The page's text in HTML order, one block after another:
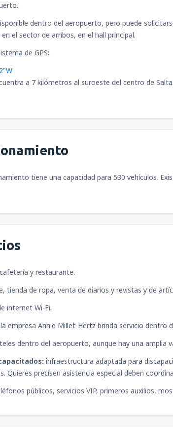
dentro del aeropuerto, pero puede
el sector de arribos, en el hall principal.
de GPS:
a 7 kilómetros al suroeste del centro de
tiene una capacidad para 530 vehículos.
y restaurante.
tienda de ropa, venta de diarios y revistas y de
internet Wi-Fi.
la empresa Annie Millet-Hertz brinda servicio dentro
dentro del aeropuerto, aunque hay una amplia
infraestructura adaptada para
Quieres precisen asistencia especial deben
públicos, servicios VIP, primeros auxilios,